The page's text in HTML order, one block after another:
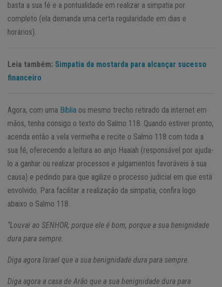
basta a sua fé e a pontualidade em realizar a simpatia por
completo (ela demanda uma certa regularidade em dias e
horários).
Leia também: Simpatia da mostarda para alcançar sucesso
financeiro
Agora, com uma Bíblia ou mesmo trecho retirado da internet em
mãos, tenha consigo o texto do Salmo 118. Quando estiver pronto,
acenda então a vela vermelha e recite o Salmo 118 com toda a
sua fé, oferecendo a leitura ao anjo Haaiah (responsável por ajuda-
lo a ganhar ou realizar processos e julgamentos favoráveis à sua
causa) e pedindo para que agilize o processo judicial em que está
envolvido. Para facilitar a realização da simpatia, confira logo
abaixo o Salmo 118.
“Louvai ao SENHOR, porque ele é bom, porque a sua benignidade
dura para sempre.
Diga agora Israel que a sua benignidade dura para sempre.
Diga agora a casa de Arão que a sua benignidade dura para